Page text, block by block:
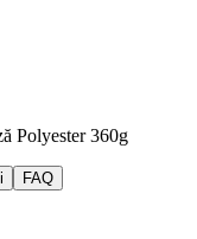
Polyester 360g
FAQ